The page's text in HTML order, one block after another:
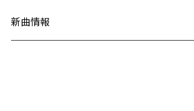
新曲情報